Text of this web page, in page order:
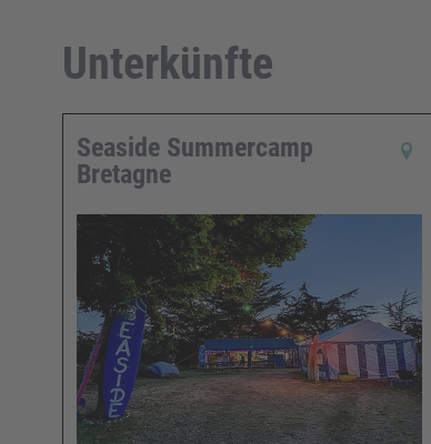
Unterkünfte
Seaside Summercamp
Bretagne